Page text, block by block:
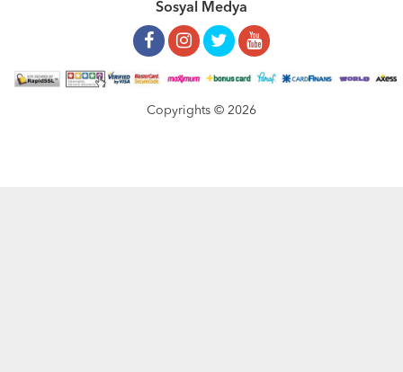
Sosyal Medya
Copyrights © 2026